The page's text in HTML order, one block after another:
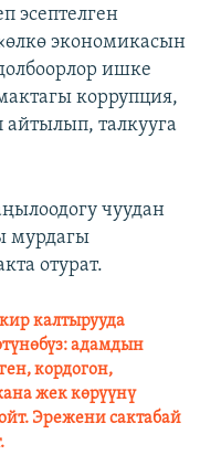
эсептелген
экономикасын
ишке
коррупция,
талкууга
чуудан
мурдагы
отурат.
калтырууда
адамдын
кордогон,
жек көрүүнү
Эрежени сактабай